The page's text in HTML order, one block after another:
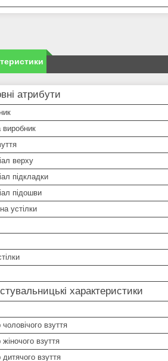
атрибути
виробник
верху
підкладки
підошви
устілки
характеристики
чоловічого взуття
жіночого взуття
дитячого взуття